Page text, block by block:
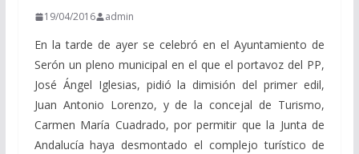
19/04/2016 admin
En la tarde de ayer se celebró en el Ayuntamiento de
Serón un pleno municipal en el que el portavoz del PP,
José Ángel Iglesias, pidió la dimisión del primer edil,
Juan Antonio Lorenzo, y de la concejal de Turismo,
Carmen María Cuadrado, por permitir que la Junta de
Andalucía haya desmontado el complejo turístico de